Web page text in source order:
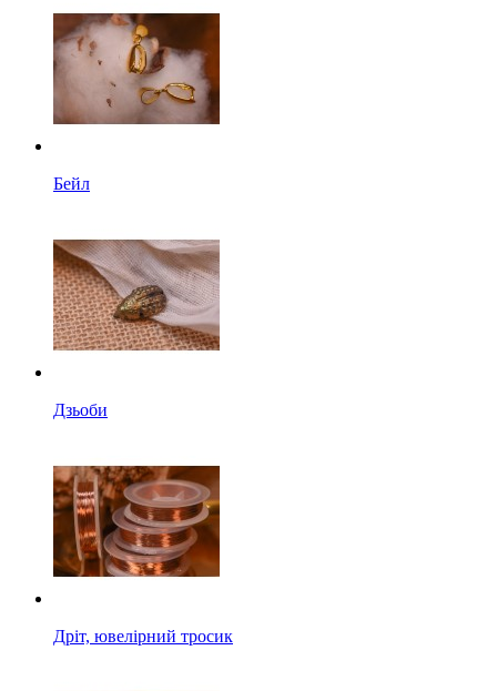
Бейл
Дзьоби
Дріт, ювелірний тросик